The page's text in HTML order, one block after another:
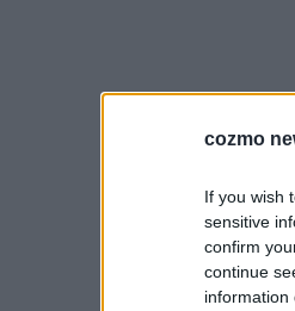
cozmo
If you wish
sensitive
confirm
continue
information